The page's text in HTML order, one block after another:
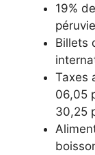
19%
Billets
Taxes
06,05
30,25